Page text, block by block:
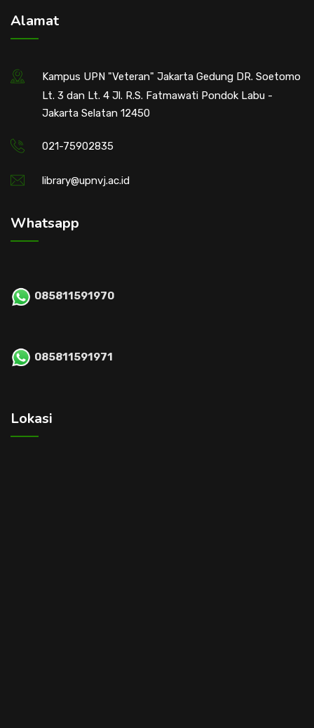
Alamat
Kampus UPN "Veteran" Jakarta Gedung DR. Soetomo
Lt. 3 dan Lt. 4 Jl. R.S. Fatmawati Pondok Labu -
Jakarta Selatan 12450
021-75902835
library@upnvj.ac.id
Whatsapp
085811591970
085811591971
Lokasi